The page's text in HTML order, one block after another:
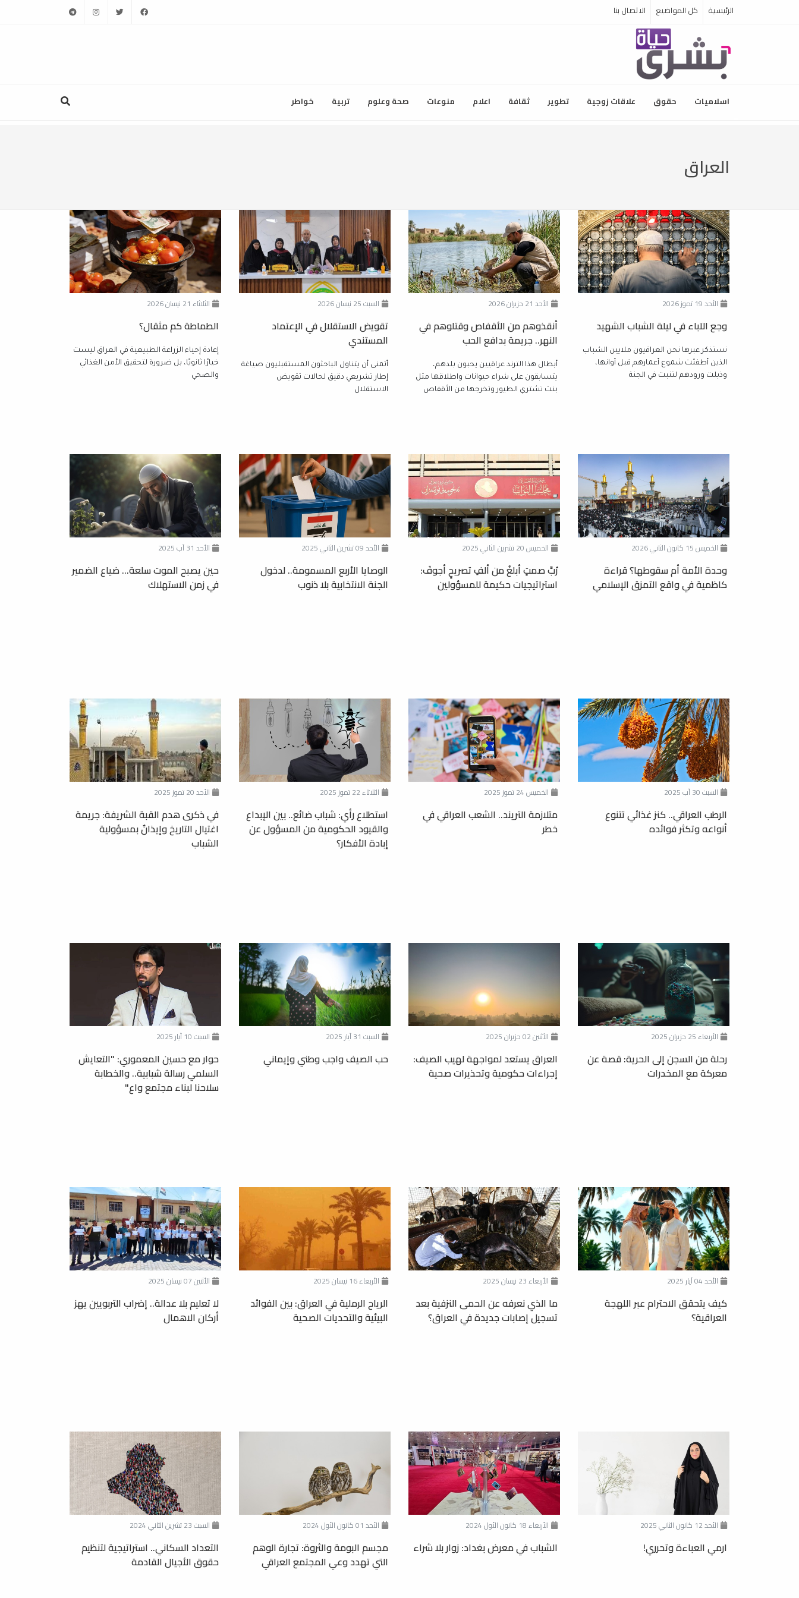
الرئيسية كل المواضيع الاتصال بنا facebook
twitter
instagram
telegram
اسلاميات حقوق علاقات زوجية تطوير ثقافة اعلام منوعات صحة وعلوم تربية خواطر
العراق
الأحد 19 تموز 2026
وجع الآباء في ليلة الشباب الشهيد
نستذكر عبرها نحن العراقيون ملايين الشباب
الذين أطفئت شموع أعمارهم قبل أوانها،
وذبلت ورودهم لتنبت في الجنة
الأحد 21 حزيران 2026
أنقذوهم من الأقفاص وقتلوهم في
النهر.. جريمة بدافع الحب
أبطال هذا الترند عراقيين يحبون بلدهم،
يتسابقون على شراء حيوانات واطلاقها مثل
بنت تشتري الطيور وتخرجها من الأقفاص
السبت 25 نيسان 2026
تقويض الاستقلال في الإعتماد
المستندي
أتمنى أن يتناول الباحثون المستقبليون صياغة
إطار تشريعي دقيق لحالات تقويض
الاستقلال
الثلاثاء 21 نيسان 2026
الطماطة كم مثقال؟
إعادة إحياء الزراعة الطبيعية في العراق ليست
خيارًا ثانويًا، بل ضرورة لتحقيق الأمن الغذائي
والصحي
الخميس 15 كانون الثاني 2026
وحدة الأمة أم سقوطها؟ قراءة
كاظمية في واقع التمزق الإسلامي
الخميس 20 تشرين الثاني 2025
رُبَّ صمتٍ أبلغُ من ألفِ تصريحٍ أجوفَ:
استراتيجيات حكيمة للمسؤولين
الأحد 09 تشرين الثاني 2025
الوصايا الأربع المسمومة.. لدخول
الجنة الانتخابية بلا ذنوب
الأحد 31 آب 2025
حين يصبح الموت سلعة... ضياع الضمير
في زمن الاستهلاك
السبت 30 آب 2025
الرطب العراقي.. كنز غذائي تتنوع
أنواعه وتكثر فوائده
الخميس 24 تموز 2025
متلازمة التريند.. الشعب العراقي في
خطر
الثلاثاء 22 تموز 2025
استطلاع رأي: شباب ضائع.. بين الإبداع
والقيود الحكومية من المسؤول عن
إبادة الأفكار؟
الأحد 20 تموز 2025
في ذكرى هدم القبة الشريفة: جريمة
اغتيال التاريخ وإيذانٌ بمسؤولية
الشباب
الأربعاء 25 حزيران 2025
رحلة من السجن إلى الحرية: قصة عن
معركة مع المخدرات
الأثنين 02 حزيران 2025
العراق يستعد لمواجهة لهيب الصيف:
إجراءات حكومية وتحذيرات صحية
السبت 31 آيار 2025
حب الصيف واجب وطني وإيماني
السبت 10 آيار 2025
حوار مع حسين المعموري: "التعايش
السلمي رسالة شبابية.. والخطابة
سلاحنا لبناء مجتمع واع"
الأحد 04 آيار 2025
كيف يتحقق الاحترام عبر اللهجة
العراقية؟
الأربعاء 23 نيسان 2025
ما الذي نعرفه عن الحمى النزفية بعد
تسجيل إصابات جديدة في العراق؟
الأربعاء 16 نيسان 2025
الرياح الرملية في العراق: بين الفوائد
البيئية والتحديات الصحية
الأثنين 07 نيسان 2025
لا تعليم بلا عدالة.. إضراب التربويين يهز
أركان الاهمال
الأحد 12 كانون الثاني 2025
ارمي العباءة وتحرري!
الأربعاء 18 كانون الأول 2024
الشباب في معرض بغداد: زوار بلا شراء
الأحد 01 كانون الأول 2024
مجسم البومة والثروة: تجارة الوهم
التي تهدد وعي المجتمع العراقي
السبت 23 تشرين الثاني 2024
التعداد السكاني.. استراتيجية لتنظيم
حقوق الأجيال القادمة